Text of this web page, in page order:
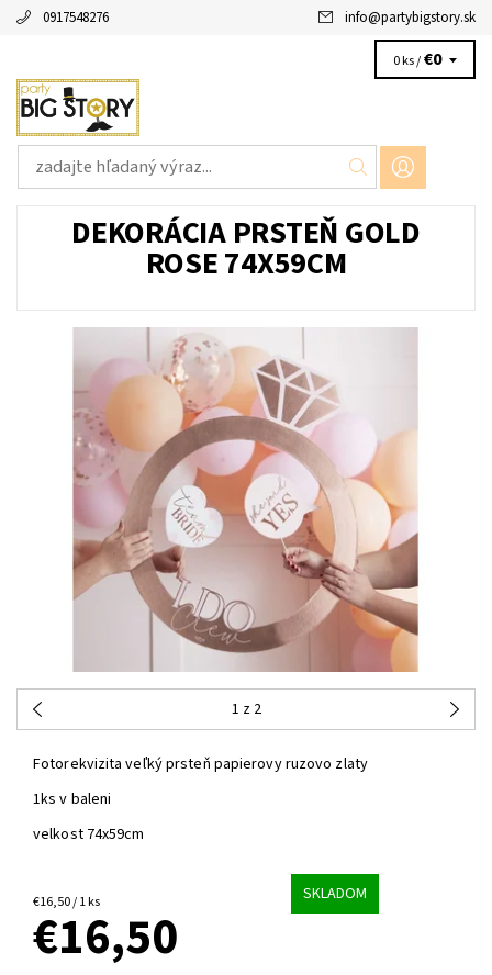
0917548276 info@partybigstory.sk
0 ks /€0
DEKORÁCIA PRSTEŇ GOLD
ROSE 74X59CM
1 z 2
Fotorekvizita veľký prsteň papierovy ruzovo zlaty
1ks v baleni
velkost 74x59cm
€16,50 / 1 ks SKLADOM
€16,50